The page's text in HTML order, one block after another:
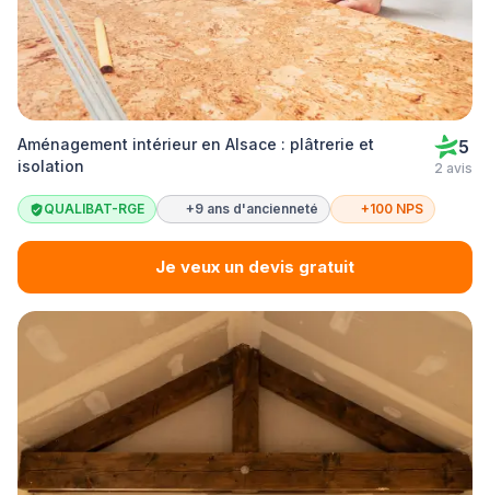
Aménagement intérieur en Alsace : plâtrerie et
isolation
5
2 avis
QUALIBAT-RGE +9 ans d'ancienneté +100 NPS
Je veux un devis gratuit